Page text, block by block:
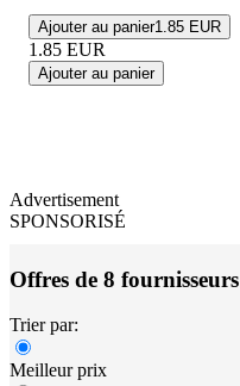
Ajouter au panier1.85 EUR
1.85 EUR
Ajouter au panier
Advertisement
SPONSORISÉ
Offres de 8
Trier par:
Meilleur prix